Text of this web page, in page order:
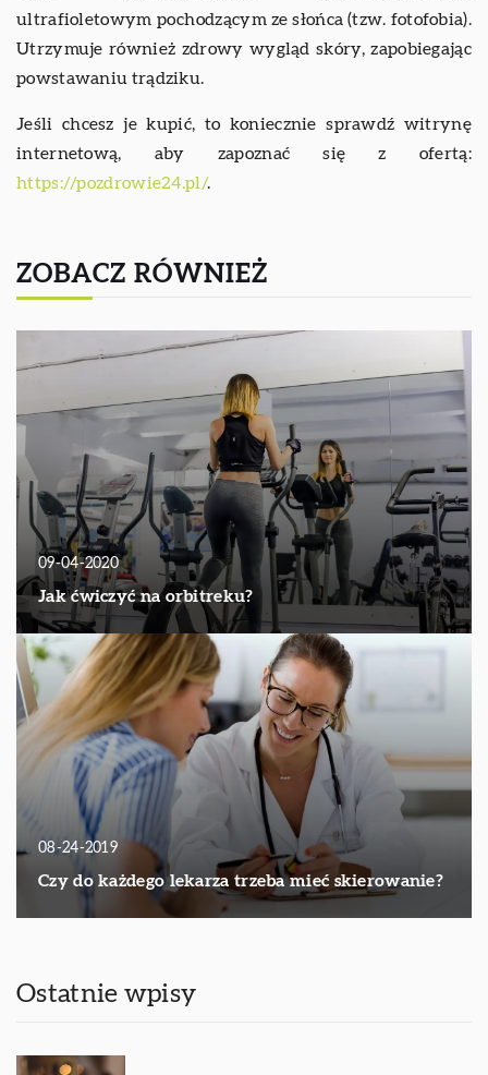
ultrafioletowym pochodzącym ze słońca (tzw. fotofobia).
Utrzymuje również zdrowy wygląd skóry, zapobiegając
powstawaniu trądziku.
Jeśli chcesz je kupić, to koniecznie sprawdź witrynę
internetową, aby zapoznać się z ofertą:
https://pozdrowie24.pl/.
ZOBACZ RÓWNIEŻ
09-04-2020
Jak ćwiczyć na orbitreku?
08-24-2019
Czy do każdego lekarza trzeba mieć skierowanie?
Ostatnie wpisy